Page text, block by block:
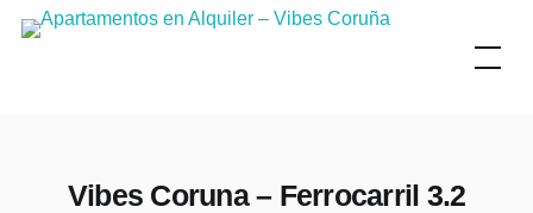
Skip
Vibes Coruna – Ferrocarril 3.2